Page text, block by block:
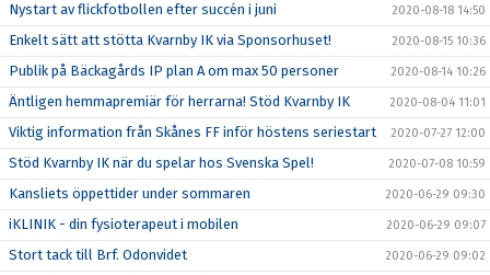
Nystart av flickfotbollen efter succén i juni 2020-08-18 14:50
Enkelt sätt att stötta Kvarnby IK via Sponsorhuset! 2020-08-15 10:36
Publik på Bäckagårds IP plan A om max 50 personer 2020-08-14 10:26
Äntligen hemmapremiär för herrarna! Stöd Kvarnby IK 2020-08-04 11:01
Viktig information från Skånes FF inför höstens seriestart 2020-07-27 12:00
Stöd Kvarnby IK när du spelar hos Svenska Spel! 2020-07-08 10:59
Kansliets öppettider under sommaren 2020-06-29 09:30
iKLINIK - din fysioterapeut i mobilen 2020-06-29 09:07
Stort tack till Brf. Odonvidet 2020-06-29 09:02